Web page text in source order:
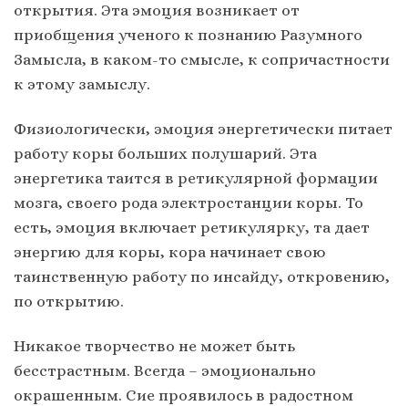
открытия. Эта эмоция возникает от
приобщения ученого к познанию Разумного
Замысла, в каком-то смысле, к сопричастности
к этому замыслу.
Физиологически, эмоция энергетически питает
работу коры больших полушарий. Эта
энергетика таится в ретикулярной формации
мозга, своего рода электростанции коры. То
есть, эмоция включает ретикулярку, та дает
энергию для коры, кора начинает свою
таинственную работу по инсайду, откровению,
по открытию.
Никакое творчество не может быть
бесстрастным. Всегда – эмоционально
окрашенным. Сие проявилось в радостном